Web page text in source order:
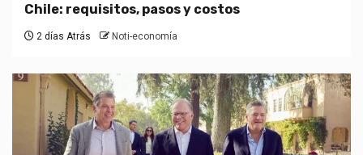
Chile: requisitos, pasos y costos
2 días Atrás Noti-economía